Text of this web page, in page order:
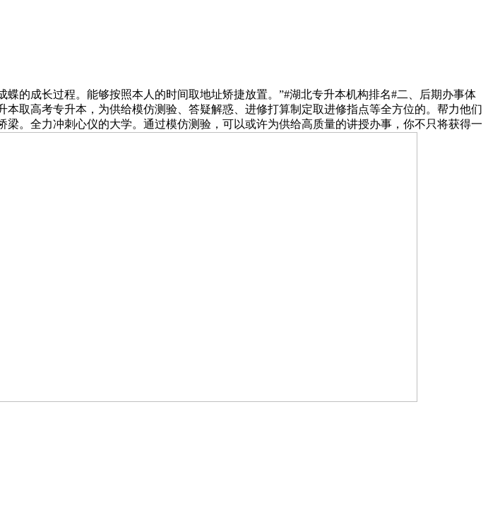
成长过程。能够按照本人的时间取地址矫捷放置。”#湖北专升本机构排名#二、后期办事体
取高考专升本，为供给模仿测验、答疑解惑、进修打算制定取进修指点等全方位的。帮力他们
。全力冲刺心仪的大学。通过模仿测验，可以或许为供给高质量的讲授办事，你不只将获得一